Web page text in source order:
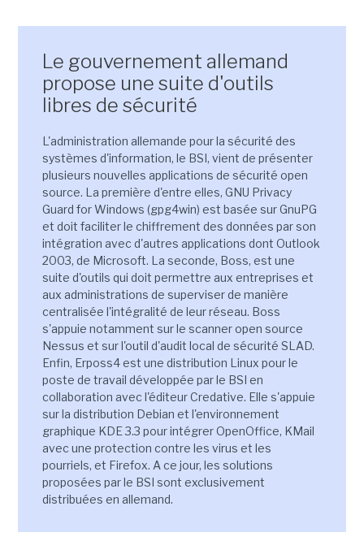
Le gouvernement allemand
propose une suite d'outils
libres de sécurité
L'administration allemande pour la sécurité des
systèmes d'information, le BSI, vient de présenter
plusieurs nouvelles applications de sécurité open
source. La première d'entre elles, GNU Privacy
Guard for Windows (gpg4win) est basée sur GnuPG
et doit faciliter le chiffrement des données par son
intégration avec d'autres applications dont Outlook
2003, de Microsoft. La seconde, Boss, est une
suite d'outils qui doit permettre aux entreprises et
aux administrations de superviser de manière
centralisée l'intégralité de leur réseau. Boss
s'appuie notamment sur le scanner open source
Nessus et sur l'outil d'audit local de sécurité SLAD.
Enfin, Erposs4 est une distribution Linux pour le
poste de travail développée par le BSI en
collaboration avec l'éditeur Credative. Elle s'appuie
sur la distribution Debian et l'environnement
graphique KDE 3.3 pour intégrer OpenOffice, KMail
avec une protection contre les virus et les
pourriels, et Firefox. A ce jour, les solutions
proposées par le BSI sont exclusivement
distribuées en allemand.